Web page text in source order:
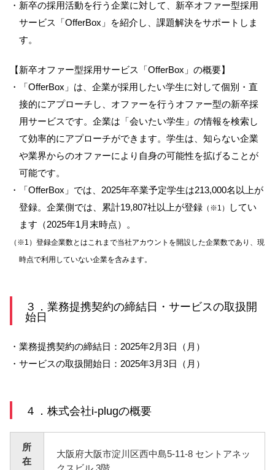
・新卒の採用活動を行う企業に対して、新卒オファー型採用
サービス「OfferBox」を紹介し、課題解決をサポートしま
す。
【新卒オファー型採用サービス「OfferBox」の概要】
・「OfferBox」は、企業が採用したい学生に対して個別・直
接的にアプローチし、オファーを行うオファー型の新卒採
用サービスです。企業は「会いたい学生」の情報を検索し
て効率的にアプローチができます。学生は、知らない企業
や業界からのオファーにより自身の可能性を拡げることが
可能です。
・「OfferBox」では、2025年卒業予定学生は213,000名以上が
登録。企業側では、累計19,807社以上が登録（※1）
してい
ます（2025年1月末時点）。
（※1）登録企業数とはこれまで当社アカウントを開設した企業数であり、現
時点で利用していない企業を含みます。
３．業務提携契約の締結日・サービスの取扱開
始日
・業務提携契約の締結日：2025年2月3日（月）
・サービスの取扱開始日：2025年3月3日（月）
４．株式会社i-plugの概要
所
在
大阪府大阪市淀川区西中島5-11-8 セントアネッ